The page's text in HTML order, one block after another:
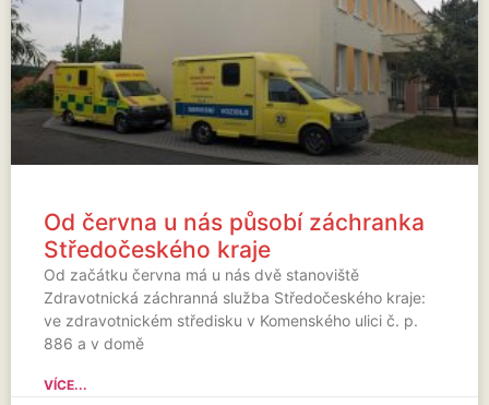
Od června u nás působí záchranka
Středočeského kraje
Od začátku června má u nás dvě stanoviště
Zdravotnická záchranná služba Středočeského kraje:
ve zdravotnickém středisku v Komenského ulici č. p.
886 a v domě
VÍCE...